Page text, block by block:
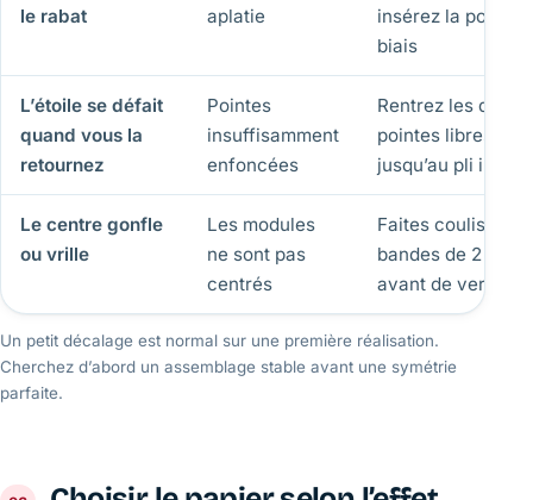
le rabat
aplatie
insérez la pointe
biais
L’étoile se défait
quand vous la
retournez
Pointes
insuffisamment
enfoncées
Rentrez les deux
pointes libres
jusqu’au pli
Le centre gonfle
ou vrille
Les modules
ne sont pas
centrés
Faites coulisser
bandes de 2 à 3
avant de
Un petit décalage est normal sur une première réalisation.
Cherchez d’abord un assemblage stable avant une symétrie
parfaite.